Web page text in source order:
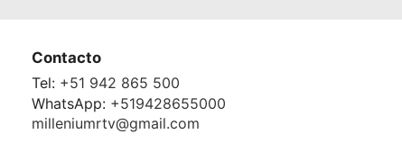
Contacto
Tel: +51 942 865 500
WhatsApp: +519428655000
milleniumrtv@gmail.com